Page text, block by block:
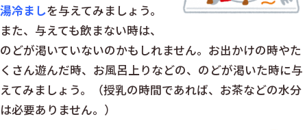
湯冷ましを与えてみましょう。
また、与えても飲まない時は、
のどが渇いていないのかもしれません。お出かけの時やた
くさん遊んだ時、お風呂上りなどの、のどが渇いた時に与
えてみましょう。（授乳の時間であれば、お茶などの水分
は必要ありません。）